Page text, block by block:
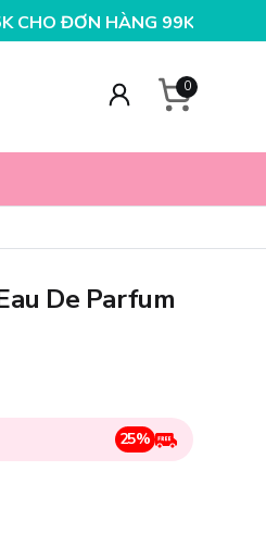
MÃ T08FS20K - GIẢM
0
De Parfum
25%